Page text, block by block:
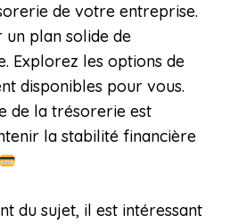
de votre entreprise.
un plan solide de
Explorez les options de
disponibles pour vous.
de la trésorerie est
la stabilité financière
du sujet, il est intéressant